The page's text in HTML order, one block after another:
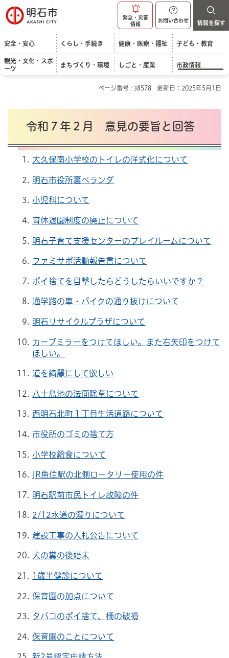
明石市
緊急・災害
情報
お問い合わせ 情報を探す
安全・安心 くらし・手続き 健康・医療・福祉 子ども・教育
観光・文化・スポ
ーツ
まちづくり・環境 しごと・産業 市政情報
ページ番号 : 38578 更新日：2025年5月1日
令和７年２月 意見の要旨と回答
大久保南小学校のトイレの洋式化について
明石市役所裏ベランダ
小児科について
育休退園制度の廃止について
明石子育て支援センターのプレイルームについて
ファミサポ活動報告書について
ポイ捨てを目撃したらどうしたらいいですか？
通学路の車・バイクの通り抜けについて
明石リサイクルプラザについて
カーブミラーをつけてほしい。また右矢印をつけて
ほしい。
道を綺麗にして欲しい
八十島池の法面除草について
西明石北町１丁目生活道路について
市役所のゴミの捨て方
小学校給食について
JR魚住駅の北側ロータリー使用の件
明石駅前市民トイレ故障の件
2/12水道の濁りについて
建設工事の入札公告について
犬の糞の後始末
1歳半健診について
保育園の加点について
タバコのポイ捨て、柵の破損
保育園のことについて